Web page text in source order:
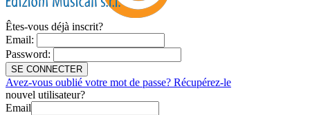
Êtes-vous déjà inscrit?
Email:
Password:
SE CONNECTER
Avez-vous oublié votre mot de passe? Récupérez-le
nouvel utilisateur?
Email